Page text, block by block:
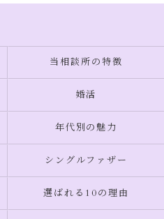
当相談所の特徴
婚活
年代別の魅力
シングルファザー
選ばれる10の理由